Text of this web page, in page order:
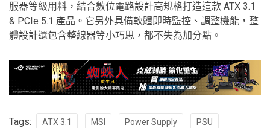
服器等級用料，結合數位電路設計高規格打造這款 ATX 3.1
& PCIe 5.1 產品。它另外具備軟體即時監控、調整機能，整
體設計還包含整線器等小巧思，都不失為加分點。
Tags: ATX 3.1 MSI Power Supply
PSU